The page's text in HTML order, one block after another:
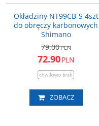
Okładziny NT99CB-S 4szt
do obręczy karbonowych
Shimano
79.00PLN
72.90PLN
ZOBACZ